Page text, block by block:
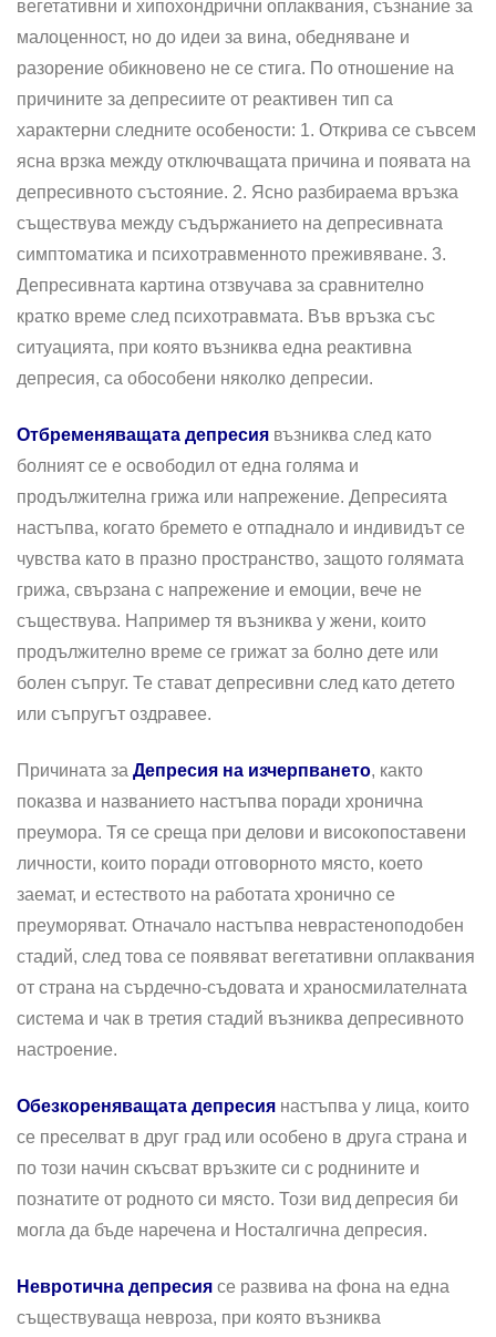
вегетативни и хипохондрични оплаквания, съзнание за
малоценност, но до идеи за вина, обедняване и
разорение обикновено не се стига. По отношение на
причините за депресиите от реактивен тип са
характерни следните особености: 1. Открива се съвсем
ясна врзка между отключващата причина и появата на
депресивното състояние. 2. Ясно разбираема връзка
съществува между съдържанието на депресивната
симптоматика и психотравменното преживяване. 3.
Депресивната картина отзвучава за сравнително
кратко време след психотравмата. Във връзка със
ситуацията, при която възниква една реактивна
депресия, са обособени няколко депресии.
Отбременяващата депресия възниква след като
болният се е освободил от една голяма и
продължителна грижа или напрежение. Депресията
настъпва, когато бремето е отпаднало и индивидът се
чувства като в празно пространство, защото голямата
грижа, свързана с напрежение и емоции, вече не
съществува. Например тя възниква у жени, които
продължително време се грижат за болно дете или
болен съпруг. Те стават депресивни след като детето
или съпругът оздравее.
Причината за Депресия на изчерпването, както
показва и названието настъпва поради хронична
преумора. Тя се среща при делови и високопоставени
личности, които поради отговорното място, което
заемат, и естеството на работата хронично се
преуморяват. Отначало настъпва неврастеноподобен
стадий, след това се появяват вегетативни оплаквания
от страна на сърдечно-съдовата и храносмилателната
система и чак в третия стадий възниква депресивното
настроение.
Обезкореняващата депресия настъпва у лица, които
се преселват в друг град или особено в друга страна и
по този начин скъсват връзките си с роднините и
познатите от родното си място. Този вид депресия би
могла да бъде наречена и Носталгична депресия.
Невротична депресия се развива на фона на една
съществуваща невроза, при която възниква